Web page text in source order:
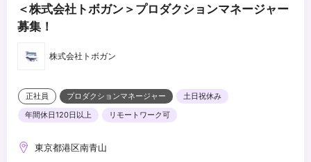
＜株式会社トボガン＞プロダクションマネージャー
募集！
株式会社トボガン
正社員 プロダクションマネージャー
土日祝休み
年間休日120日以上
リモートワーク可
東京都港区南青山